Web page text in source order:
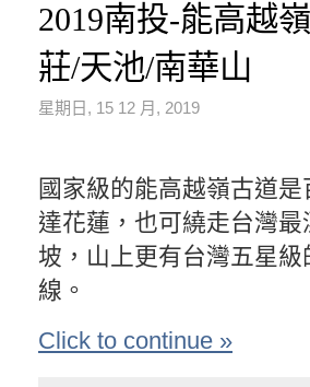
2019南投-能高越
莊/天池/南華山
星期日, 15 12 月, 2019
國家級的能高越嶺古道
達花蓮，也可繞走台灣
坡，山上更有台灣五星
線。
Click to continue »